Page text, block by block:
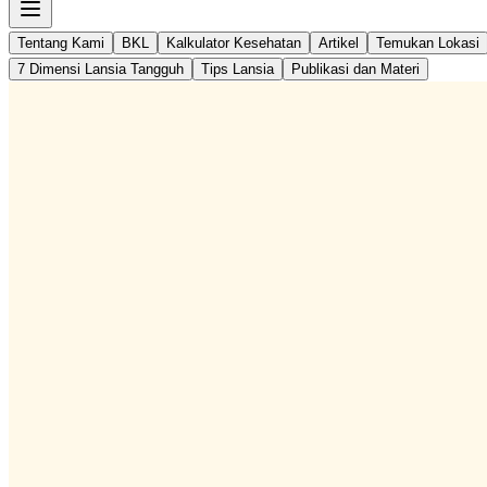
Tentang Kami BKL Kalkulator Kesehatan Artikel Temukan Lokasi
7 Dimensi Lansia Tangguh
Tips Lansia Publikasi dan Materi